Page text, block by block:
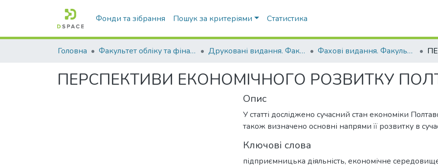
Фонди та зібрання Пошук за критеріями Статистика
Головна Факультет обліку та фінансів Друковані видання. Факультет обліку та фінансів Фахові видання. Факультет обліку та фінансів
ПЕРСПЕКТИВИ ЕКОНОМІЧНОГО РОЗВИТКУ
Опис
У статті досліджено сучасний стан економіки
також визначено основні напрями її розвитку в
Ключові слова
підприємницька діяльність, економічне